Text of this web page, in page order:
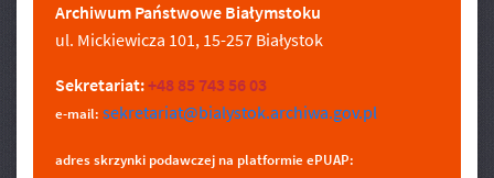
Archiwum Państwowe Białymstoku
ul. Mickiewicza 101, 15-257 Białystok
Sekretariat:+48 85 743 56 03
e-mail: sekretariat@bialystok.archiwa.gov.pl
adres skrzynki podawczej na platformie ePUAP: